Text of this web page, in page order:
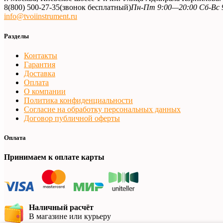
8(800) 500-27-35(звонок бесплатный)Пн-Пт 9:00—20:00 Сб-Вс
info@tvoiinstrument.ru
Разделы
Контакты
Гарантия
Доставка
Оплата
О компании
Политика конфиденциальности
Согласие на обработку персональных данных
Договор публичной оферты
Оплата
Принимаем к оплате карты
Наличный расчёт
В магазине или курьеру